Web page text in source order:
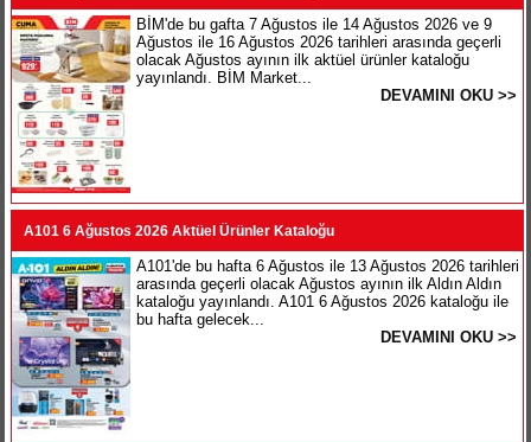
BİM'de bu gafta 7 Ağustos ile 14 Ağustos 2026 ve 9
Ağustos ile 16 Ağustos 2026 tarihleri arasında geçerli
olacak Ağustos ayının ilk aktüel ürünler kataloğu
yayınlandı. BİM Market...
DEVAMINI OKU >>
A101 6 Ağustos 2026 Aktüel Ürünler Kataloğu
A101'de bu hafta 6 Ağustos ile 13 Ağustos 2026 tarihleri
arasında geçerli olacak Ağustos ayının ilk Aldın Aldın
kataloğu yayınlandı. A101 6 Ağustos 2026 kataloğu ile
bu hafta gelecek...
DEVAMINI OKU >>